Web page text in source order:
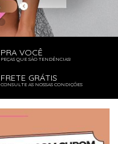
PRA VOCÊ
PEÇAS QUE SÃO TENDÊNCIAS!
FRETE GRÁTIS
CONSULTE AS NOSSAS CONDIÇÕES